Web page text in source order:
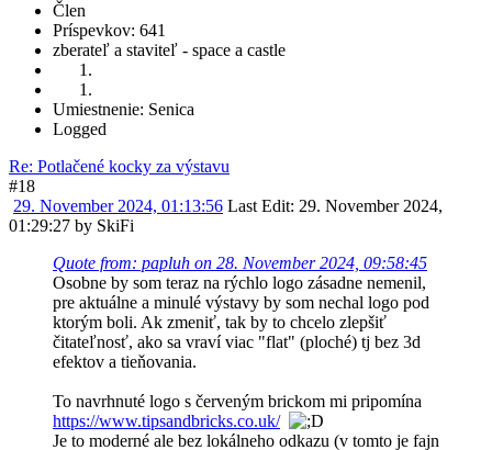
Člen
Príspevkov: 641
zberateľ a staviteľ - space a castle
Umiestnenie: Senica
Logged
Re: Potlačené kocky za výstavu
#18
29. November 2024, 01:13:56 Last Edit: 29. November 2024,
01:29:27 by SkiFi
Quote from: papluh on 28. November 2024, 09:58:45
Osobne by som teraz na rýchlo logo zásadne nemenil,
pre aktuálne a minulé výstavy by som nechal logo pod
ktorým boli. Ak zmeniť, tak by to chcelo zlepšiť
čitateľnosť, ako sa vraví viac "flat" (ploché) tj bez 3d
efektov a tieňovania.
To navrhnuté logo s červeným brickom mi pripomína
https://www.tipsandbricks.co.uk/
Je to moderné ale bez lokálneho odkazu (v tomto je fajn